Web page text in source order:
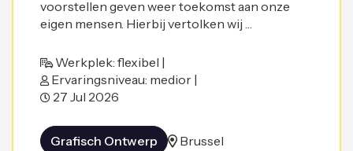
voorstellen geven weer toekomst aan onze
eigen mensen. Hierbij vertolken wij …
Werkplek: flexibel |
Ervaringsniveau: medior |
27 Jul 2026
Grafisch Ontwerp Brussel